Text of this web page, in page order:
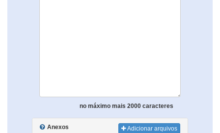
no máximo mais 2000 caracteres
Anexos Adicionar arquivos